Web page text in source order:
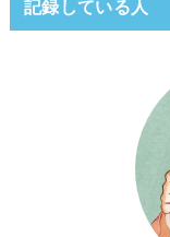
記録している人